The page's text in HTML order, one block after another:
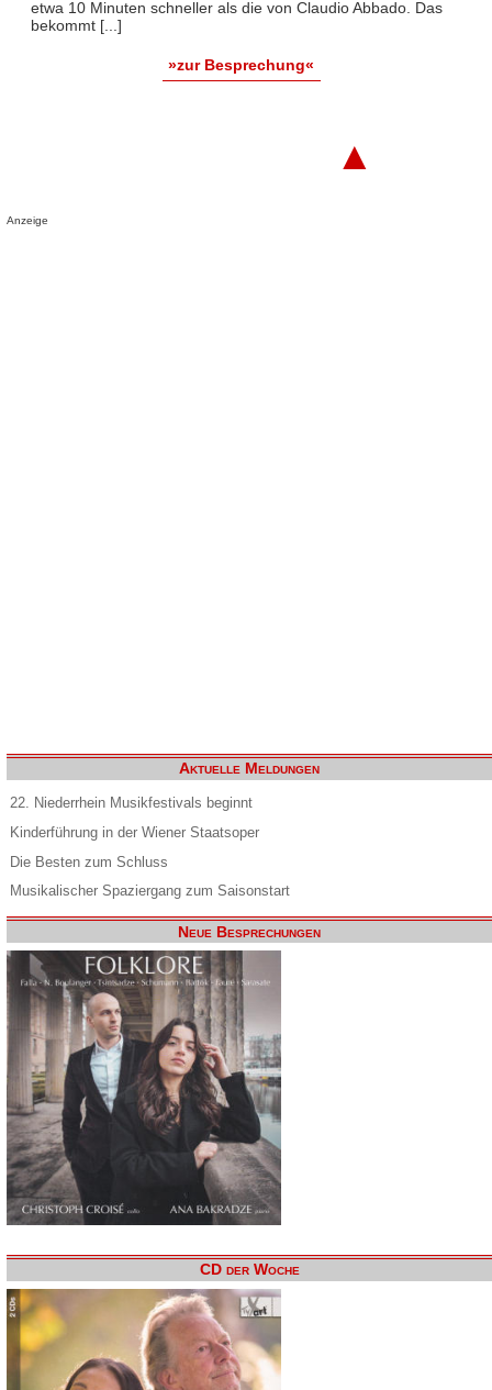
etwa 10 Minuten schneller als die von Claudio Abbado. Das
bekommt [...]
»zur Besprechung«
▲
Anzeige
Aktuelle Meldungen
22. Niederrhein Musikfestivals beginnt
Kinderführung in der Wiener Staatsoper
Die Besten zum Schluss
Musikalischer Spaziergang zum Saisonstart
Neue Besprechungen
CD der Woche